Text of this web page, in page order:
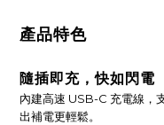
產品特色
隨插即充，快如閃電
內建高速 USB-C 充電線，
出補電更輕鬆。